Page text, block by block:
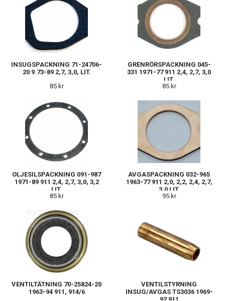
INSUGSPACKNING 71-24706-
20 9.73-89 2,7, 3,0, LIT.
85 kr
GRENRÖRSPACKNING 045-
331 1971-77 911 2,4, 2,7, 3,0
LIT.
85 kr
OLJESILSPACKNING 091-987
1971-89 911 2,4, 2,7, 3,0, 3,2
LIT.
85 kr
AVGASPACKNING 032-965
1963-77 911 2,0, 2,2, 2,4, 2,7,
3,0 LIT.
95 kr
VENTILTÄTNING 70-25824-20
1963-94 911, 914/6
VENTILSTYRNING
INSUG/AVGAS TS3036 1969-
92 911